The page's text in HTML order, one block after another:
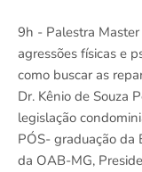
9h - Palestra
agressões físicas e
como buscar as
Dr. Kênio de Souza
legislação
PÓS- graduação da
da OAB-MG,